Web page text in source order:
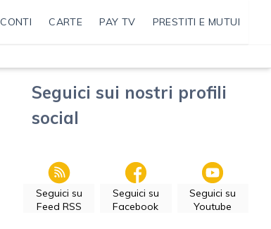
CONTI CARTE PAY TV PRESTITI E MUTUI
Seguici sui nostri profili
social
Seguici su
Feed RSS
Seguici su
Facebook
Seguici su
Youtube